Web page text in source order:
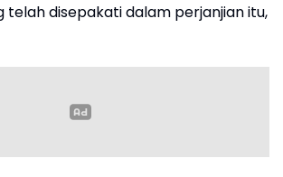
telah disepakati dalam perjanjian itu,